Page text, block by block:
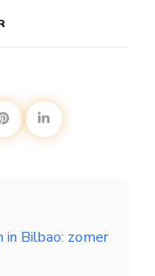
in Bilbao: zomer